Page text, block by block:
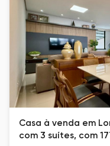
Casa à venda em
com 3 suítes, com